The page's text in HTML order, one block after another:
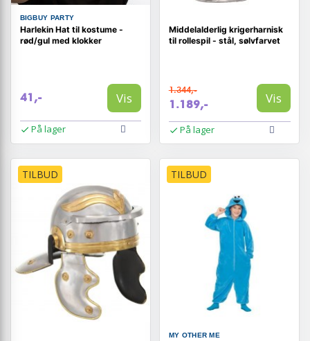
BIGBUY PARTY
Harlekin Hat til kostume -
rød/gul med klokker
41,- Vis
På lager
Middelalderlig krigerharnisk
til rollespil - stål, sølvfarvet
1.344,-
1.189,- Vis
På lager
TILBUD TILBUD
MY OTHER ME